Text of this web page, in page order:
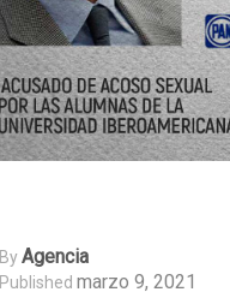
ByAgencia
Published marzo 9, 2021